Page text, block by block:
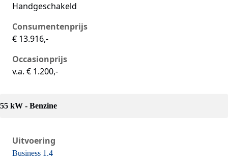
Handgeschakeld
Consumentenprijs
€ 13.916,-
Occasionprijs
v.a. € 1.200,-
55 kW - Benzine
Uitvoering
Seat Ibiza iii, 1.4, 55 kW, Benzine, 5 deuren
Business 1.4